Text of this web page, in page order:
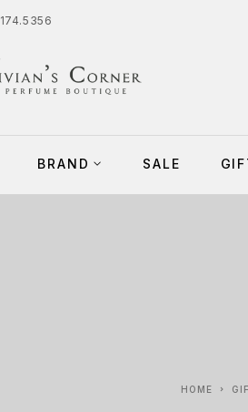
174.5356
BRAND SALE
HOME